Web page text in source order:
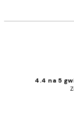
4.4 na 5